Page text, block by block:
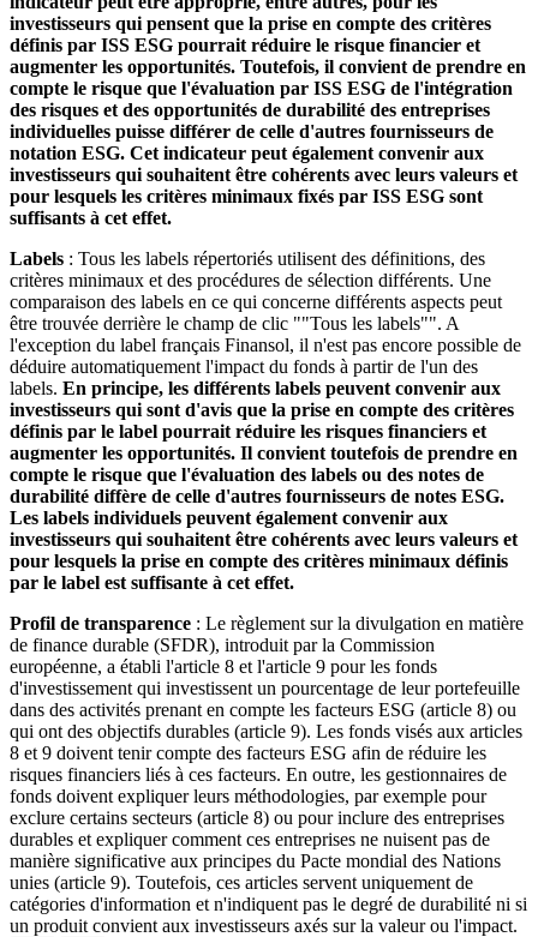
investisseurs qui pensent que la prise en compte des critères
définis par ISS ESG pourrait réduire le risque financier et
augmenter les opportunités. Toutefois, il convient de prendre en
compte le risque que l'évaluation par ISS ESG de l'intégration
des risques et des opportunités de durabilité des entreprises
individuelles puisse différer de celle d'autres fournisseurs de
notation ESG. Cet indicateur peut également convenir aux
investisseurs qui souhaitent être cohérents avec leurs valeurs et
pour lesquels les critères minimaux fixés par ISS ESG sont
suffisants à cet effet.
Labels : Tous les labels répertoriés utilisent des définitions, des
critères minimaux et des procédures de sélection différents. Une
comparaison des labels en ce qui concerne différents aspects peut
être trouvée derrière le champ de clic ""Tous les labels"". A
l'exception du label français Finansol, il n'est pas encore possible de
déduire automatiquement l'impact du fonds à partir de l'un des
labels. En principe, les différents labels peuvent convenir aux
investisseurs qui sont d'avis que la prise en compte des critères
définis par le label pourrait réduire les risques financiers et
augmenter les opportunités. Il convient toutefois de prendre en
compte le risque que l'évaluation des labels ou des notes de
durabilité diffère de celle d'autres fournisseurs de notes ESG.
Les labels individuels peuvent également convenir aux
investisseurs qui souhaitent être cohérents avec leurs valeurs et
pour lesquels la prise en compte des critères minimaux définis
par le label est suffisante à cet effet.
Profil de transparence : Le règlement sur la divulgation en matière
de finance durable (SFDR), introduit par la Commission
européenne, a établi l'article 8 et l'article 9 pour les fonds
d'investissement qui investissent un pourcentage de leur portefeuille
dans des activités prenant en compte les facteurs ESG (article 8) ou
qui ont des objectifs durables (article 9). Les fonds visés aux articles
8 et 9 doivent tenir compte des facteurs ESG afin de réduire les
risques financiers liés à ces facteurs. En outre, les gestionnaires de
fonds doivent expliquer leurs méthodologies, par exemple pour
exclure certains secteurs (article 8) ou pour inclure des entreprises
durables et expliquer comment ces entreprises ne nuisent pas de
manière significative aux principes du Pacte mondial des Nations
unies (article 9). Toutefois, ces articles servent uniquement de
catégories d'information et n'indiquent pas le degré de durabilité ni si
un produit convient aux investisseurs axés sur la valeur ou l'impact.